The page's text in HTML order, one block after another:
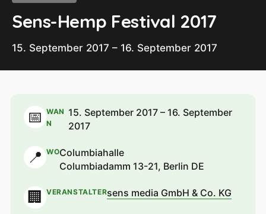
Sens-Hemp Festival 2017
15. September 2017 – 16. September 2017
📅 WAN
N
15. September 2017 – 16. September
2017
📍 WOColumbiahalle
Columbiadamm 13-21, Berlin DE
🏢 VERANSTALTERsens media GmbH & Co. KG